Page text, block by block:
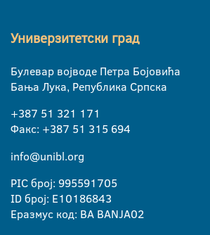
Универзитетски град
Булевар војводе Петра Бојовића
Бања Лука, Република Српска
+387 51 321 171
Факс: +387 51 315 694
info@unibl.org
PIC број: 995591705
ID број: E10186843
Еразмус код: BA BANJA02